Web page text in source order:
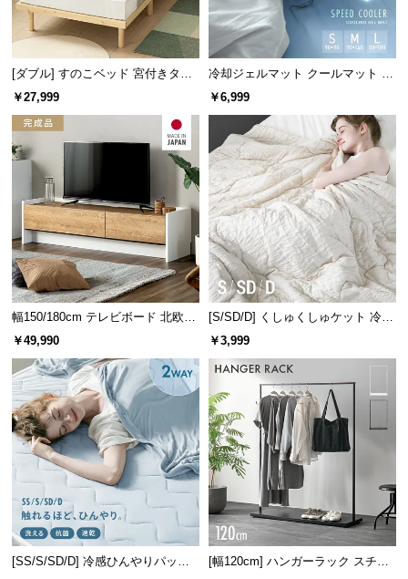
o.,[ダブル] すのこベッド 宮付きタイ
プ
￥27,999
冷却ジェルマット クールマット プ
レミアムタイプ
￥6,999
幅150/180cm テレビボード 北欧デ
ザイン 収納付き TOT-018
￥49,990
[S/SD/D] くしゅくしゅケット 冷感
リバーシブル 洗える
￥3,999
[SS/S/SD/D] 冷感ひんやりパッド
[幅120cm] ハンガーラック スチー